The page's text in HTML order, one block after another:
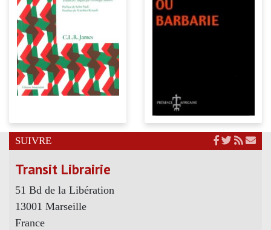
SUIVRE
Transit Librairie
51 Bd de la Libération
13001 Marseille
France